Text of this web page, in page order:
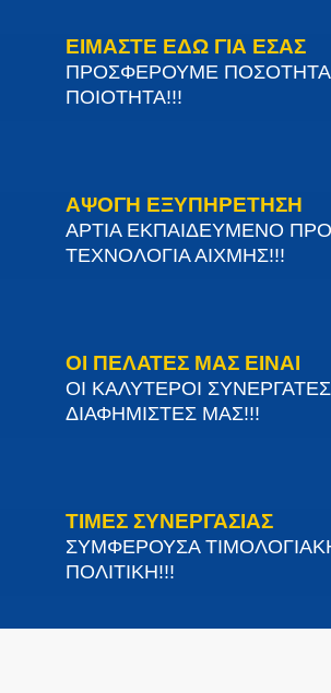
ΕΙΜΑΣΤΕ ΕΔΩ ΓΙΑ ΕΣΑΣ
ΠΡΟΣΦΕΡΟΥΜΕ ΠΟΣΟΤΗΤΑ,
ΠΟΙΟΤΗΤΑ!!!
ΑΨΟΓΗ ΕΞΥΠΗΡΕΤΗΣΗ
ΑΡΤΙΑ ΕΚΠΑΙΔΕΥΜΕΝΟ
ΤΕΧΝΟΛΟΓΙΑ ΑΙΧΜΗΣ!!!
ΟΙ ΠΕΛΑΤΕΣ ΜΑΣ ΕΙΝΑΙ
ΟΙ ΚΑΛΥΤΕΡΟΙ ΣΥΝΕΡΓΑΤΕΣ
ΔΙΑΦΗΜΙΣΤΕΣ ΜΑΣ!!!
ΤΙΜΕΣ ΣΥΝΕΡΓΑΣΙΑΣ
ΣΥΜΦΕΡΟΥΣΑ
ΠΟΛΙΤΙΚΗ!!!